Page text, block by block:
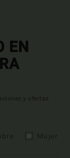
EN
y ofertas